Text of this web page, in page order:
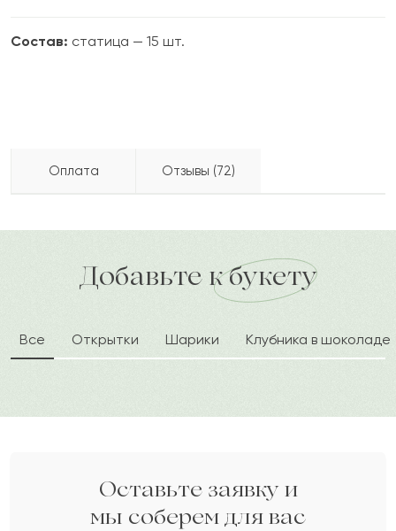
Состав: статица — 15 шт.
Оплата Отзывы (72)
доставка по городу в течение часа
В 2022-08-21
Верона
2022-08-11
Е 2022-08-02
Ескаир
Н 2022-07-30
Нисон
2022-07-12
Владислава
Добавьте к букету
Все Открытки Шарики Клубника в шоколаде
Оставьте заявку и
мы соберем для вас